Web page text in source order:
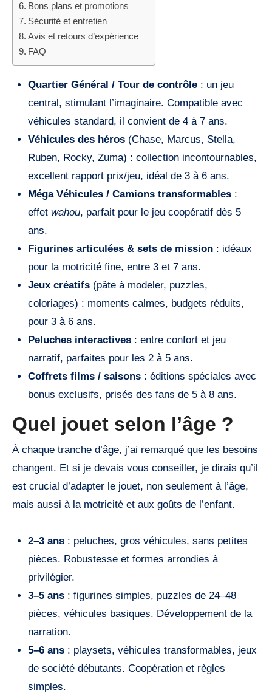
Bons plans et promotions
Sécurité et entretien
Avis et retours d’expérience
FAQ
Quartier Général / Tour de contrôle: un jeu
central, stimulant l’imaginaire. Compatible avec
véhicules standard, il convient de 4 à 7 ans.
Véhicules des héros(Chase, Marcus, Stella,
Ruben, Rocky, Zuma) : collection incontournables,
excellent rapport prix/jeu, idéal de 3 à 6 ans.
Méga Véhicules / Camions transformables:
effet wahou, parfait pour le jeu coopératif dès 5
ans.
Figurines articulées & sets de mission: idéaux
pour la motricité fine, entre 3 et 7 ans.
Jeux créatifs(pâte à modeler, puzzles,
coloriages) : moments calmes, budgets réduits,
pour 3 à 6 ans.
Peluches interactives: entre confort et jeu
narratif, parfaites pour les 2 à 5 ans.
Coffrets films / saisons: éditions spéciales avec
bonus exclusifs, prisés des fans de 5 à 8 ans.
Quel jouet selon l’âge ?
À chaque tranche d’âge, j’ai remarqué que les besoins
changent. Et si je devais vous conseiller, je dirais qu’il
est crucial d’adapter le jouet, non seulement à l’âge,
mais aussi à la motricité et aux goûts de l’enfant.
2–3 ans: peluches, gros véhicules, sans petites
pièces. Robustesse et formes arrondies à
privilégier.
3–5 ans: figurines simples, puzzles de 24–48
pièces, véhicules basiques. Développement de la
narration.
5–6 ans: playsets, véhicules transformables, jeux
de société débutants. Coopération et règles
simples.